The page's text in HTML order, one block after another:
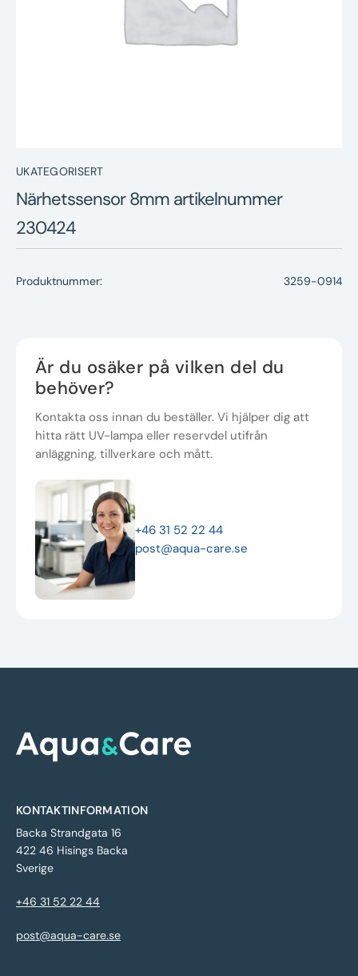
UKATEGORISERT
Närhetssensor 8mm artikelnummer
230424
Produktnummer: 3259-0914
Är du osäker på vilken del du
behöver?
Kontakta oss innan du beställer. Vi hjälper dig att
hitta rätt UV-lampa eller reservdel utifrån
anläggning, tillverkare och mått.
+46 31 52 22 44
post@aqua-care.se
KONTAKTINFORMATION
Backa Strandgata 16
422 46 Hisings Backa
Sverige
+46 31 52 22 44
post@aqua-care.se